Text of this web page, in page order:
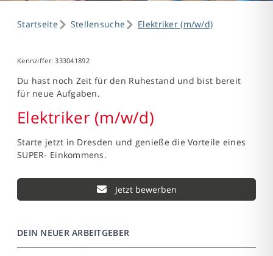
Startseite Stellensuche Elektriker (m/w/d)
Kennziffer: 333041892
Du hast noch Zeit für den Ruhestand und bist bereit
für neue Aufgaben.
Elektriker (m/w/d)
Starte jetzt in Dresden und genieße die Vorteile eines
SUPER- Einkommens.
Jetzt bewerben
DEIN NEUER ARBEITGEBER